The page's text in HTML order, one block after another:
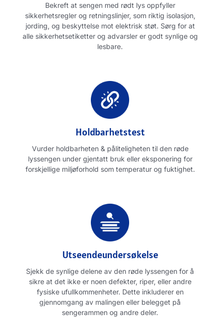
Bekreft at sengen med rødt lys oppfyller
sikkerhetsregler og retningslinjer, som riktig isolasjon,
jording, og beskyttelse mot elektrisk støt. Sørg for at
alle sikkerhetsetiketter og advarsler er godt synlige og
lesbare.
Holdbarhetstest
Vurder holdbarheten & påliteligheten til den røde
lyssengen under gjentatt bruk eller eksponering for
forskjellige miljøforhold som temperatur og fuktighet.
Utseendeundersøkelse
Sjekk de synlige delene av den røde lyssengen for å
sikre at det ikke er noen defekter, riper, eller andre
fysiske ufullkommenheter. Dette inkluderer en
gjennomgang av malingen eller belegget på
sengerammen og andre deler.